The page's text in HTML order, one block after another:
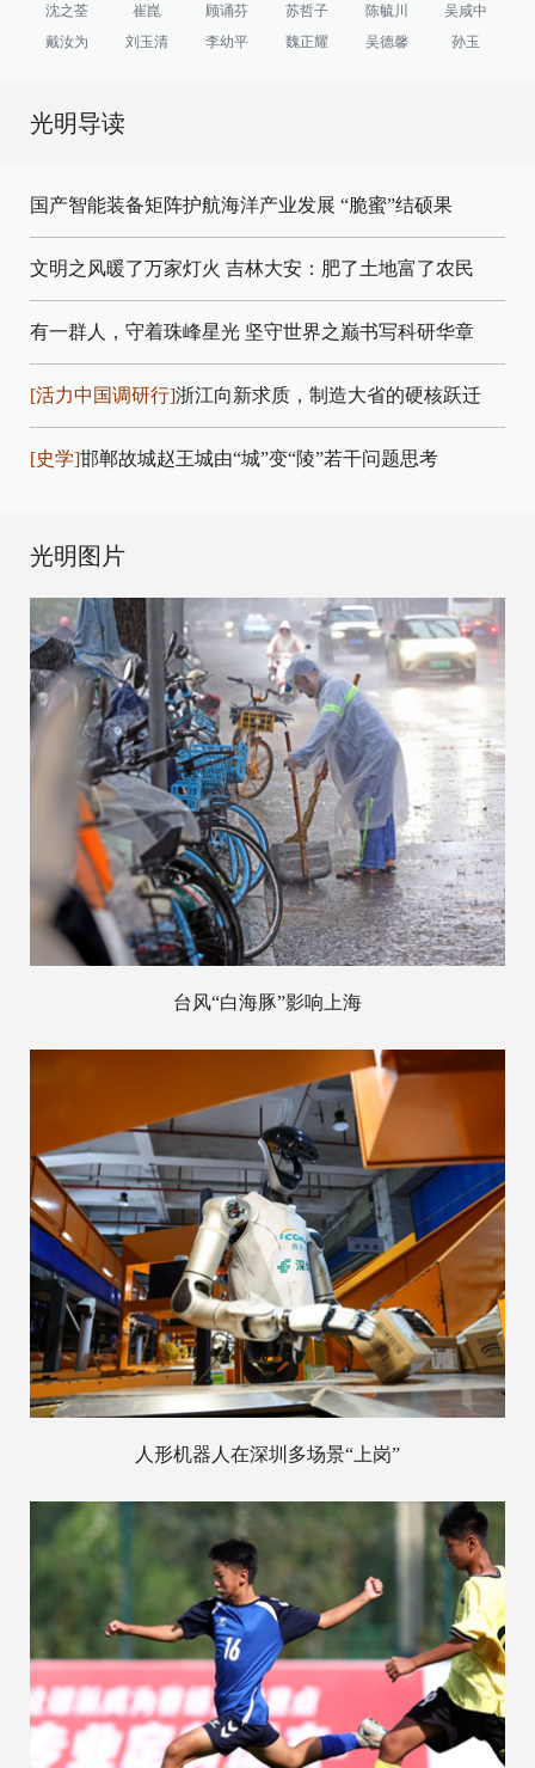
沈之荃 崔崑 顾诵芬 苏哲子 陈毓川
吴咸中
戴汝为
刘玉清 李幼平 魏正耀 吴德馨 孙玉
光明导读
国产智能装备矩阵护航海洋产业发展 “脆蜜”结硕果
文明之风暖了万家灯火 吉林大安：肥了土地富了农民
有一群人，守着珠峰星光 坚守世界之巅书写科研华章
[活力中国调研行]浙江向新求质，制造大省的硬核跃迁
[史学]邯郸故城赵王城由“城”变“陵”若干问题思考
光明图片
台风“白海豚”影响上海
人形机器人在深圳多场景“上岗”